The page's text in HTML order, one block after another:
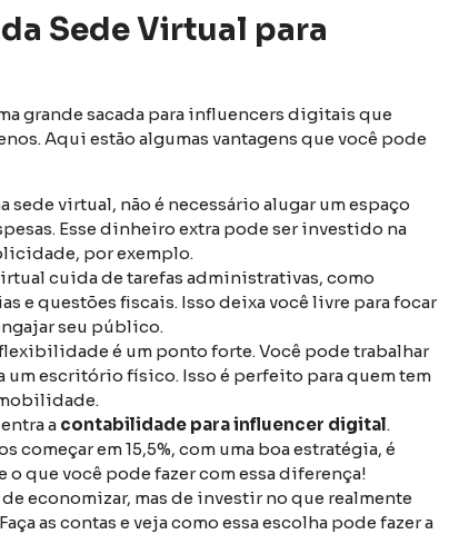
Sede Virtual para
grande sacada para influencers digitais que
Aqui estão algumas vantagens que você pode
sede virtual, não é necessário alugar um espaço
Esse dinheiro extra pode ser investido na
por exemplo.
cuida de tarefas administrativas, como
e questões fiscais. Isso deixa você livre para focar
seu público.
é um ponto forte. Você pode trabalhar
um escritório físico. Isso é perfeito para quem tem
a contabilidade para influencer digital.
em 15,5%, com uma boa estratégia, é
o que você pode fazer com essa diferença!
economizar, mas de investir no que realmente
as contas e veja como essa escolha pode fazer a